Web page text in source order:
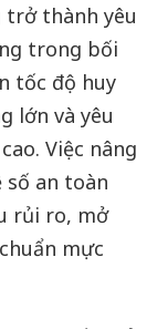
trở thành yêu
trong bối
tốc độ huy
lớn và yêu
Việc nâng
số an toàn
rủi ro, mở
mực